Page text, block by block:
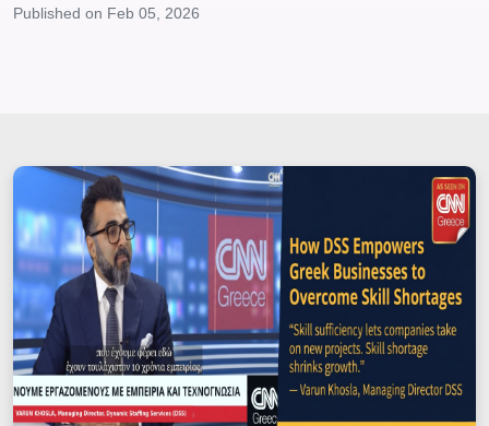
Published on Feb 05, 2026